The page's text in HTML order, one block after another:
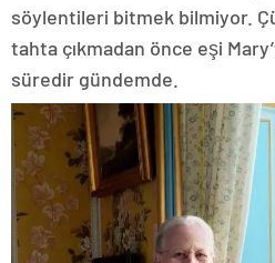
söylentileri bitmek bilmiyor.
tahta çıkmadan önce eşi
süredir gündemde.